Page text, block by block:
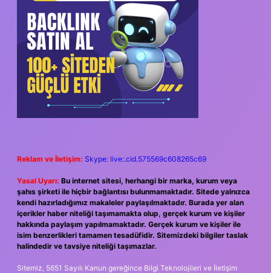
Reklam ve İletişim: Skype: live:.cid.575569c608265c69
Yasal Uyarı: Bu internet sitesi, herhangi bir marka, kurum veya
şahıs şirketi ile hiçbir bağlantısı bulunmamaktadır. Sitede yalnızca
kendi hazırladığımız makaleler paylaşılmaktadır. Burada yer alan
içerikler haber niteliği taşımamakta olup, gerçek kurum ve kişiler
hakkında paylaşım yapılmamaktadır. Gerçek kurum ve kişiler ile
isim benzerlikleri tamamen tesadüfidir. Sitemizdeki bilgiler taslak
halindedir ve tavsiye niteliği taşımazlar.
Sitemiz, 5651 Sayılı Kanun gereğince Bilgi Teknolojileri ve İletişim